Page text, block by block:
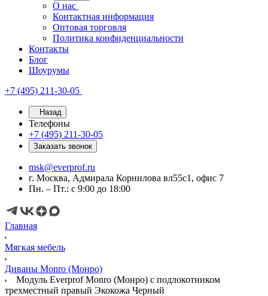
О нас
Контактная информация
Оптовая торговля
Политика конфиденциальности
Контакты
Блог
Шоурумы
+7 (495) 211-30-05
Назад
Телефоны
+7 (495) 211-30-05
Заказать звонок
msk@everprof.ru
г. Москва, Адмирала Корнилова вл55с1, офис 7
Пн. – Пт.: с 9:00 до 18:00
Главная
Мягкая мебель
Диваны Monro (Монро)
Модуль Everprof Monro (Монро) с подлокотником
трехместный правый Экокожа Черный